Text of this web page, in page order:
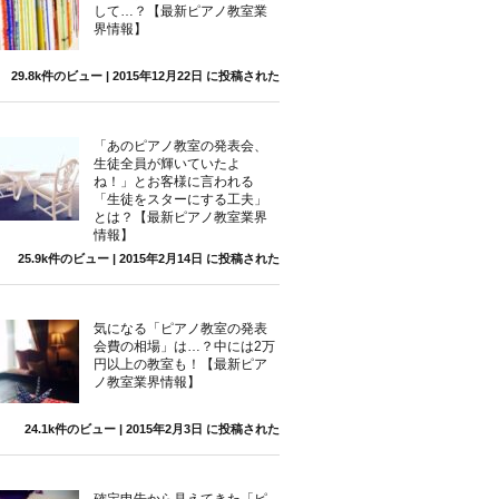
して…？【最新ピアノ教室業
界情報】
29.8k件のビュー | 2015年12月22日 に投稿された
「あのピアノ教室の発表会、
生徒全員が輝いていたよ
ね！」とお客様に言われる
「生徒をスターにする工夫」
とは？【最新ピアノ教室業界
情報】
25.9k件のビュー | 2015年2月14日 に投稿された
気になる「ピアノ教室の発表
会費の相場」は…？中には2万
円以上の教室も！【最新ピア
ノ教室業界情報】
24.1k件のビュー | 2015年2月3日 に投稿された